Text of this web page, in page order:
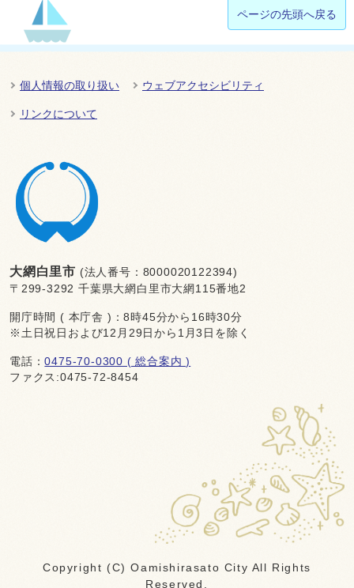
ページの先頭へ戻る
個人情報の取り扱い ウェブアクセシビリティ
リンクについて
大網白里市 (法人番号：8000020122394)
〒299-3292 千葉県大網白里市大網115番地2
開庁時間 ( 本庁舎 )：8時45分から16時30分
※土日祝日および12月29日から1月3日を除く
電話：0475-70-0300 ( 総合案内 )
ファクス:0475-72-8454
Copyright (C) Oamishirasato City All Rights
Reserved.